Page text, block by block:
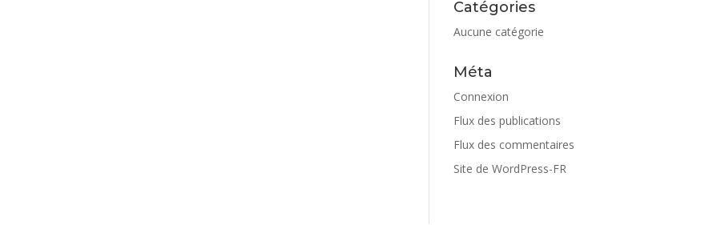
Catégories
Aucune catégorie
Méta
Connexion
Flux des publications
Flux des commentaires
Site de WordPress-FR